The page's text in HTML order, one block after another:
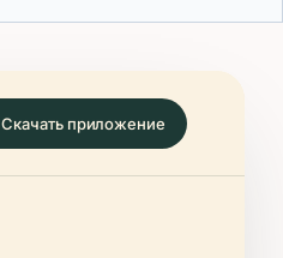
Скачать приложение